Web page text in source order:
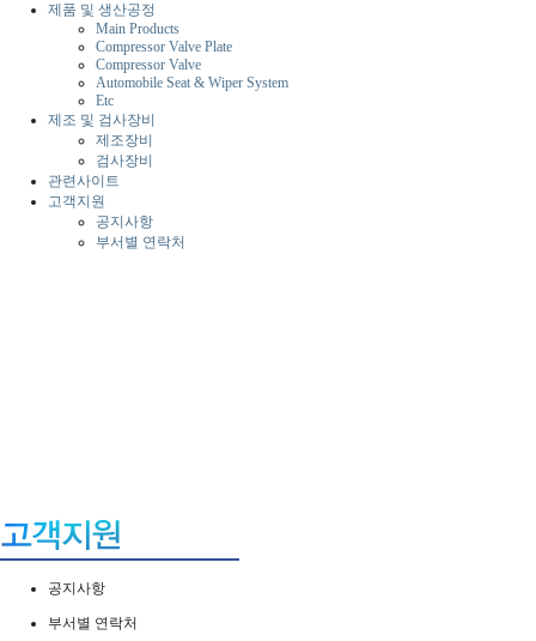
제품 및 생산공정
Main Products
Compressor Valve Plate
Compressor Valve
Automobile Seat & Wiper System
Etc
제조 및 검사장비
제조장비
검사장비
관련사이트
고객지원
공지사항
부서별 연락처
공지사항
부서별 연락처